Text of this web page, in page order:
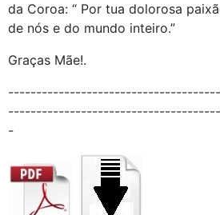
da Coroa: “ Por tua dolorosa
de nós e do mundo inteiro.”
Graças Mãe!.
-